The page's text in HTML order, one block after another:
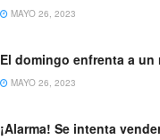
MAYO 26, 2023
El domingo enfrenta a un
MAYO 26, 2023
¡Alarma! Se intenta